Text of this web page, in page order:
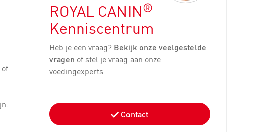
ROYAL CANIN®
Kenniscentrum
Heb je een vraag? Bekijk onze veelgestelde
vragen of stel je vraag aan onze
voedingexperts
Contact